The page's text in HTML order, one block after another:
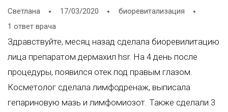
Светлана 17/03/2020
биоревитализация
1 ответ врача
Здравствуйте, месяц назад сделала биоревилитацию
лица препаратом дермахил hsr. На 4 день после
процедуры, появился отек под правым глазом.
Косметолог сделала лимфодренаж, выписала
гепариновую мазь и лимфомиозот. Также сделали 3